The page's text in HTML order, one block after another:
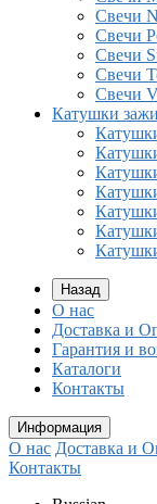
Свечи
Свечи
Свечи
Свечи
Свечи
Катушки
Назад
О нас
Доставка и
Гарантия и
Каталоги
Контакты
Информация
О нас Доставка и
Контакты